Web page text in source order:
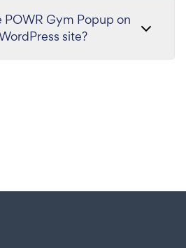
POWR Gym Popup on
site?